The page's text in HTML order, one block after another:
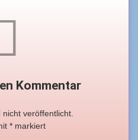
Kommentar
veröffentlicht.
* markiert